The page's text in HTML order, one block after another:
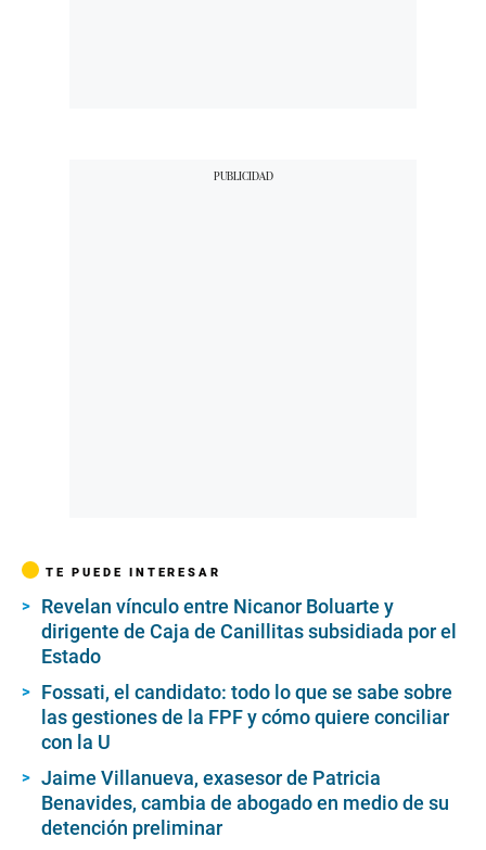
TE PUEDE INTERESAR
Revelan vínculo entre Nicanor Boluarte y
dirigente de Caja de Canillitas subsidiada por el
Estado
Fossati, el candidato: todo lo que se sabe sobre
las gestiones de la FPF y cómo quiere conciliar
con la U
Jaime Villanueva, exasesor de Patricia
Benavides, cambia de abogado en medio de su
detención preliminar